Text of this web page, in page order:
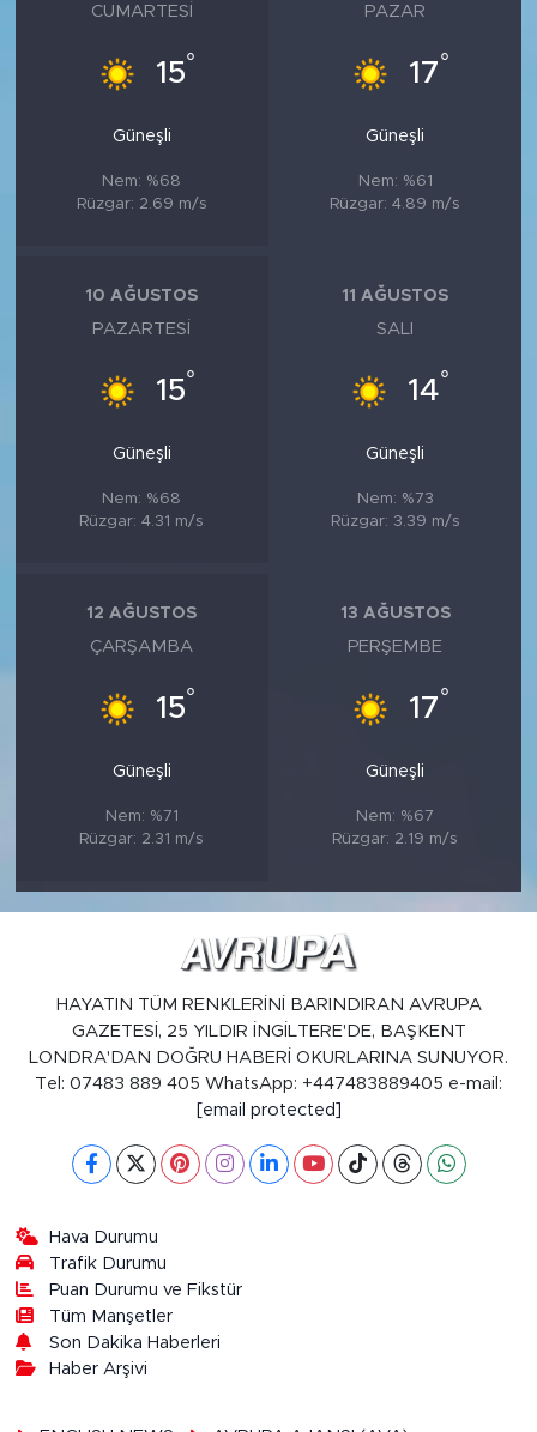
CUMARTESI
15°
Güneşli
Nem: %68
Rüzgar: 2.69 m/s
PAZAR
17°
Güneşli
Nem: %61
Rüzgar: 4.89 m/s
10 AĞUSTOS
PAZARTESI
15°
Güneşli
Nem: %68
Rüzgar: 4.31 m/s
11 AĞUSTOS
SALI
14°
Güneşli
Nem: %73
Rüzgar: 3.39 m/s
12 AĞUSTOS
ÇARŞAMBA
15°
Güneşli
Nem: %71
Rüzgar: 2.31 m/s
13 AĞUSTOS
PERŞEMBE
17°
Güneşli
Nem: %67
Rüzgar: 2.19 m/s
HAYATIN TÜM RENKLERİNİ BARINDIRAN AVRUPA
GAZETESİ, 25 YILDIR İNGİLTERE'DE, BAŞKENT
LONDRA'DAN DOĞRU HABERİ OKURLARINA SUNUYOR.
Tel: 07483 889 405 WhatsApp: +447483889405 e-mail:
[email protected]
Hava Durumu
Trafik Durumu
Puan Durumu ve Fikstür
Tüm Manşetler
Son Dakika Haberleri
Haber Arşivi